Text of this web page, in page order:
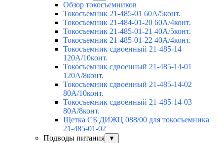
Обзор токосъемников
Токосъемник 21-485-01 60А/5конт.
Токосъемник 21-484-01-20 60А/4конт.
Токосъемник 21-485-01-21 40А/5конт.
Токосъемник 21-485-01-22 40А/4конт.
Токосъемник сдвоенный 21-485-14
120А/10конт.
Токосъемник сдвоенный 21-485-14-01
120А/8конт.
Токосъемник сдвоенный 21-485-14-02
80А/10конт.
Токосъемник сдвоенный 21-485-14-03
80А/8конт.
Щетка СБ ДИЖЦ 088/00 для токосъемника
21-485-01-02
Подводы питания
▼